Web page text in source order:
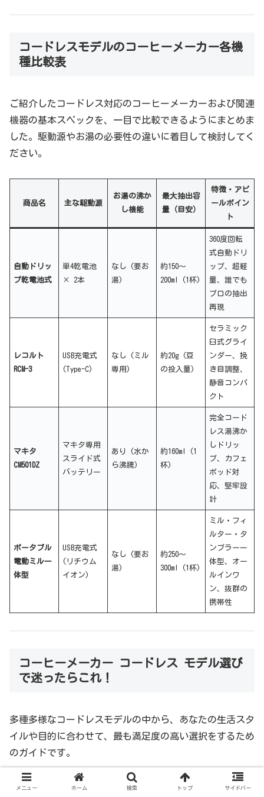
コードレスモデルのコーヒーメーカー各機
種比較表
ご紹介したコードレス対応のコーヒーメーカーおよび関連
機器の基本スペックを、一目で比較できるようにまとめま
した。駆動源やお湯の必要性の違いに着目して検討してく
ださい。
商品名 主な駆動源
お湯の沸か
し機能
最大抽出容
量（目安）
特徴・アピ
ールポイン
ト
自動ドリッ
プ乾電池式
単4乾電池
× 2本
なし (要お
湯)
約150〜
200ml (1杯)
360度回転
式自動ドリ
ップ、超軽
量、誰でも
プロの抽出
再現
レコルト
RCM-3
USB充電式
(Type-C)
なし (ミル
専用)
約20g (豆
の投入量)
セラミック
臼式グライ
ンダー、挽
き目調整、
静音コンパ
クト
マキタ
CM501DZ
マキタ専用
スライド式
バッテリー
あり (水か
ら沸騰)
約160ml (1
杯)
完全コード
レス湯沸か
しドリッ
プ、カフェ
ポッド対
応、堅牢設
計
ポータブル
電動ミル一
体型
USB充電式
(リチウム
イオン)
なし (要お
湯)
約250〜
300ml (1杯)
ミル・フィ
ルター・タ
ンブラー一
体型、オー
ルインワ
ン、抜群の
携帯性
コーヒーメーカー コードレス モデル選び
で迷ったらこれ！
多種多様なコードレスモデルの中から、あなたの生活スタ
イルや目的に合わせて、最も満足度の高い選択をするため
のガイドです。
「マキタのバッテリーを所有している、または
メニュー ホーム 検索 トップ サイドバー